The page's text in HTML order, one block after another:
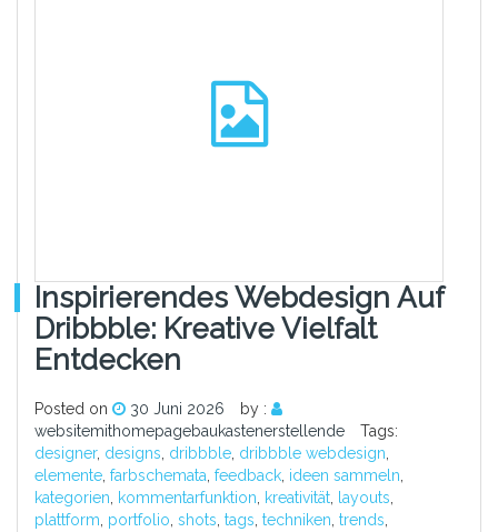
Inspirierendes Webdesign Auf
Dribbble: Kreative Vielfalt
Entdecken
Posted on 30 Juni 2026
by :
websitemithomepagebaukastenerstellende
Tags:
designer, designs, dribbble, dribbble webdesign,
elemente, farbschemata, feedback, ideen sammeln,
kategorien, kommentarfunktion, kreativität, layouts,
plattform, portfolio, shots, tags, techniken, trends,